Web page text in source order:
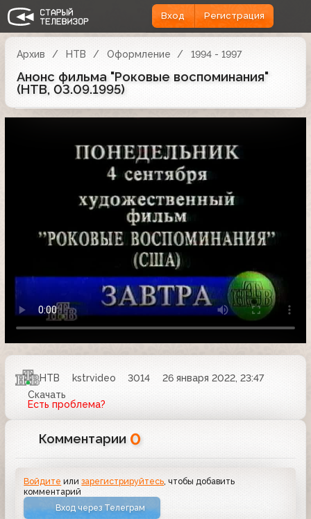
Вход Регистрация
Архив НТВ Оформление 1994 - 1997
Анонс фильма "Роковые воспоминания"
(НТВ, 03.09.1995)
НТВ kstrvideo 3014
26 января 2022, 23:47
Скачать
Есть проблема?
Комментарии 0
Войдите илизарегистрируйтесь, чтобы добавить
комментарий
Вход через Телеграм